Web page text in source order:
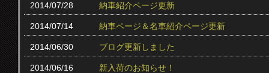
2014/07/28 納車紹介ページ更新
2014/07/14 納車ページ＆名車紹介ページ更新
2014/06/30 ブログ更新しました
2014/06/16 新入荷のお知らせ！